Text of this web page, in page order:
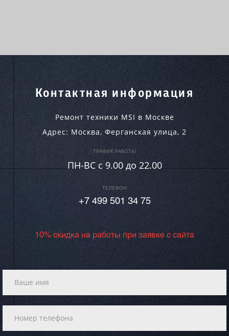
Контактная информация
Ремонт техники MSI в Москве
Адрес: Москва, Ферганская улица, 2
ГРАФИК РАБОТЫ
ПН-ВC c 9.00 до 22.00
ТЕЛЕФОН
+7 499 501 34 75
10% скидка на работы при заявке с сайта